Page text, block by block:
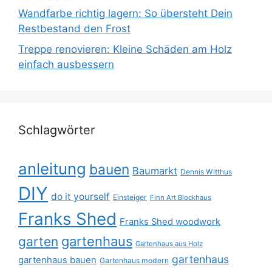
Wandfarbe richtig lagern: So übersteht Dein
Restbestand den Frost
Treppe renovieren: Kleine Schäden am Holz
einfach ausbessern
Schlagwörter
anleitung bauen Baumarkt Dennis Witthus
DIY do it yourself Einsteiger Finn Art Blockhaus
Franks Shed Franks Shed woodwork
garten gartenhaus Gartenhaus aus Holz
gartenhaus bauen Gartenhaus modern gartenhaus